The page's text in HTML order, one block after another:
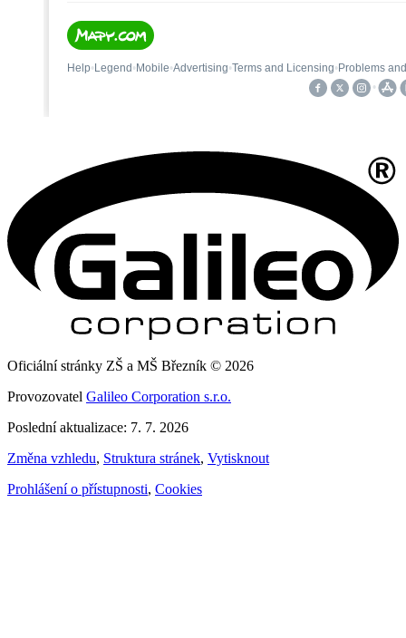
Oficiální stránky ZŠ a MŠ Březník © 2026
Provozovatel Galileo Corporation s.r.o.
Poslední aktualizace: 7. 7. 2026
Změna vzhledu, Struktura stránek, Vytisknout
Prohlášení o přístupnosti, Cookies